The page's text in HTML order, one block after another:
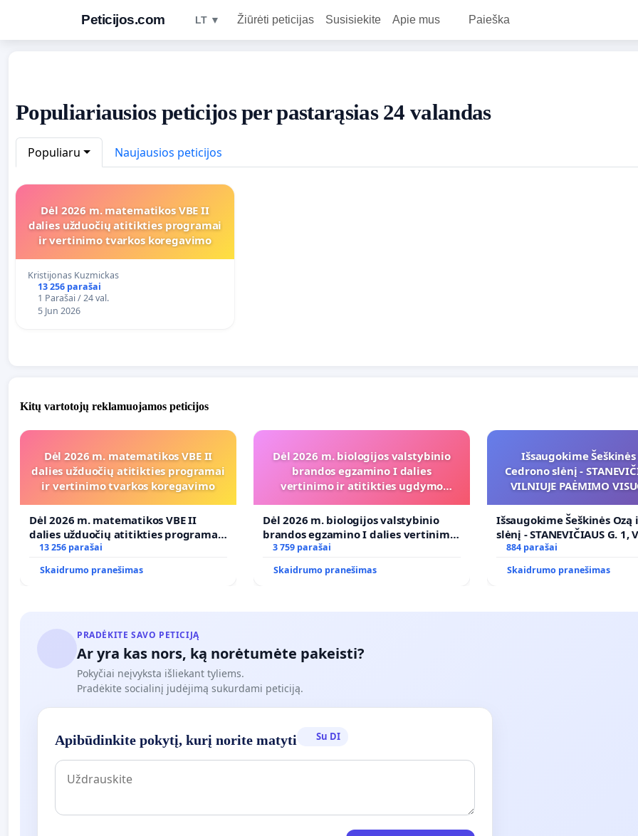
Peticijos.com LT ▼ Žiūrėti peticijas Susisiekite Apie mus Paieška
Populiariausios peticijos per pastarąsias 24 valandas
Populiaru Naujausios peticijos
Dėl 2026 m. matematikos VBE II
dalies užduočių atitikties programai
ir vertinimo tvarkos koregavimo
Kristijonas Kuzmickas
13 256 parašai
1 Parašai / 24 val.
5 Jun 2026
Kitų vartotojų reklamuojamos peticijos
Dėl 2026 m. matematikos VBE II
dalies užduočių atitikties programai
ir vertinimo tvarkos koregavimo
Dėl 2026 m. matematikos VBE II
dalies užduočių atitikties programai
ir vertinimo tvarkos koregavimo
13 256 parašai
Skaidrumo pranešimas
Dėl 2026 m. biologijos valstybinio
brandos egzamino I dalies
vertinimo ir atitikties ugdymo
Dėl 2026 m. biologijos valstybinio
brandos egzamino I dalies vertinimo
ir atitikties ugdymo programai
3 759 parašai
Skaidrumo pranešimas
Išsaugokime
Cedrono slėnį -
VILNIUJE PAĖMIMO
PRITAIKYMO VIEŠAJAI
FUNKCIJAI
Išsaugokime Šeškinės Ozą
slėnį - STANEVIČIAUS G. 1,
PAĖMIMO VISUOMENĖS
(IŠPIRKIMO) IR JO
VIEŠAJAI ŽELDYNŲ
884 parašai
Skaidrumo pranešimas
PRADĖKITE SAVO PETICIJĄ
Ar yra kas nors, ką norėtumėte pakeisti?
Pokyčiai neįvyksta išliekant tyliems.
Pradėkite socialinį judėjimą sukurdami peticiją.
Apibūdinkite pokytį, kurį norite matyti Su DI